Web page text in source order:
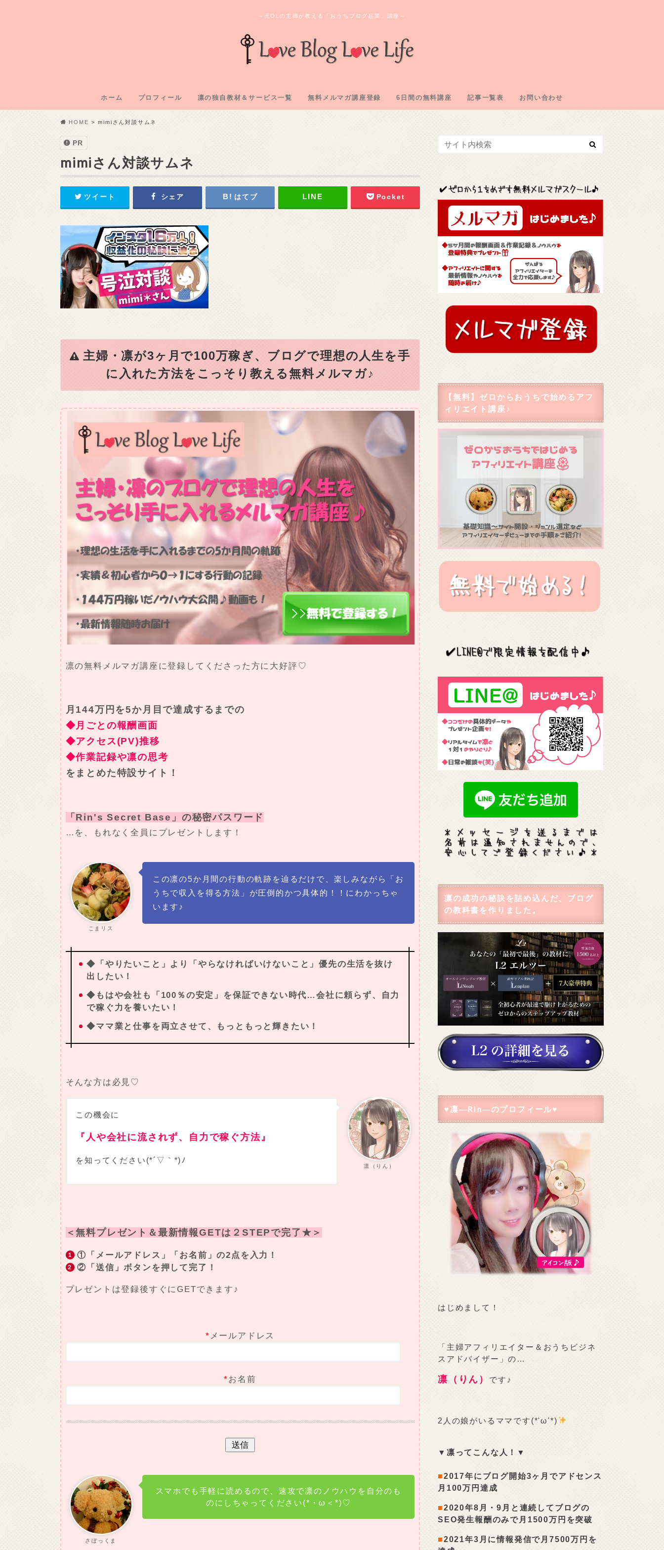
～元OLの主婦が教える「おうちブログ起業」講座～
ホーム プロフィール 凛の独自教材＆サービス一覧 無料メルマガ講座登録 6日間の無料講座 記事一覧表 お問い合わせ
HOME mimiさん対談サムネ
PR
mimiさん対談サムネ
ツイート シェア はてブ Pocket
主婦・凛が3ヶ月で100万稼ぎ、ブログで理想の人生を手
に入れた方法をこっそり教える無料メルマガ♪
凛の無料メルマガ講座に登録してくださった方に大好評♡
月144万円を5か月目で達成するまでの
◆月ごとの報酬画面
◆アクセス(PV)推移
◆作業記録や凛の思考
をまとめた特設サイト！
「Rin's Secret Base」の秘密パスワード
…を、もれなく全員にプレゼントします！
こまリス
この凛の5か月間の行動の軌跡を辿るだけで、楽しみながら「お
うちで収入を得る方法」が圧倒的かつ具体的！！にわかっちゃ
います♪
◆「やりたいこと」より「やらなければいけないこと」優先の生活を抜け
出したい！
◆もはや会社も「100％の安定」を保証できない時代…会社に頼らず、自力
で稼ぐ力を養いたい！
◆ママ業と仕事を両立させて、もっともっと輝きたい！
そんな方は必見♡
凛（りん）
この機会に
『人や会社に流されず、自力で稼ぐ方法』
を知ってください(*´▽｀*)ﾉ
＜無料プレゼント＆最新情報GETは２STEPで完了★＞
①「メールアドレス」「お名前」の2点を入力！
②「送信」ボタンを押して完了！
プレゼントは登録後すぐにGETできます♪
* メールアドレス
*お名前
さぼっくま
スマホでも手軽に読めるので、速攻で凛のノウハウを自分のも
のにしちゃってください(*・ω＜*)♡
【無料】ゼロからおうちで始めるアフ
ィリエイト講座♪
凛の成功の秘訣を詰め込んだ、ブログ
の教科書を作りました。
♥凛―Rin―のプロフィール♥
はじめまして！
「主婦アフィリエイター＆おうちビジネ
スアドバイザー」の…
凛（りん） です♪
2人の娘がいるママです(*'ω'*)
▼凛ってこんな人！▼
■2017年にブログ開始3ヶ月でアドセンス
月100万円達成
■2020年8月・9月と連続してブログの
SEO発生報酬のみで月1500万円を突破
■2021年3月に情報発信で月7500万円を